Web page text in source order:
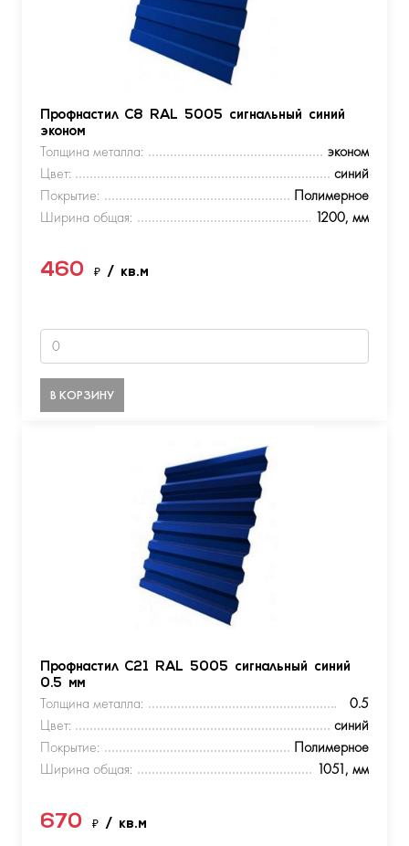
Профнастил С8 RAL 5005 сигнальный синий
эконом
Толщина металла:
эконом
Цвет:
синий
Покрытие:
Полимерное
Ширина общая:
1200, мм
460 ₽ / кв.м
В КОРЗИНУ
Профнастил С21 RAL 5005 сигнальный синий
0.5 мм
Толщина металла:
0.5
Цвет:
синий
Покрытие:
Полимерное
Ширина общая:
1051, мм
670 ₽ / кв.м